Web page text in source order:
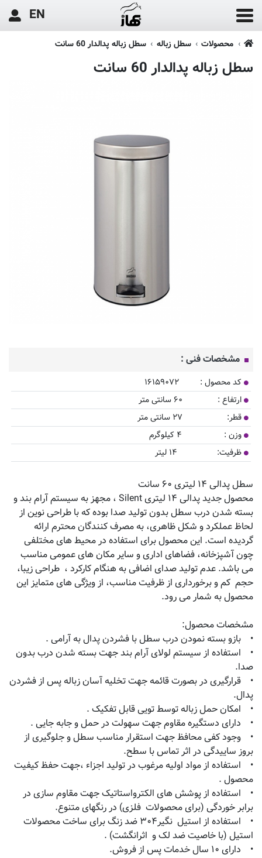
EN
محصولات سطل زباله سطل زباله پدالدار 60 سانت
سطل زباله پدالدار 60 سانت
مشخصات فنی :
کد محصول : ۱۶۱۵۹۰۷۲
ارتفاع : ۶۰ سانتی متر
قطر: ۲۷ سانتی متر
وزن : ۴ کیلوگرم
ظرفیت: ۱۴ لیتر
​سطل پدالی ۱۴ لیتری ۶۰ سانت
محصول جدید پدالی ۱۴ لیتری Silent ، مجهز به سیستم آرام بند و
بسته شدن درب سطل بدون تولید صدا بوده که با طراحی نوین از
لحاظ عملکرد و شکل ظاهری، به مصرف کنندگان محترم ارائه
گردیده است. این محصول برای استفاده در محیط های مختلفی
چون آشپزخانه، فضاهای اداری و سایر مکان های عمومی مناسب
می باشد. عدم تولید صدای اضافی به هنگام کارکرد ، طراحی زیبا،
حجم کم و برخورداری از ظرفیت مناسب، از ویژگی های متمایز این
محصول به شمار می رود.
مشخصات محصول:
• بازو بسته نمودن درب سطل با فشردن پدال به آرامی .
• استفاده از سیستم لولای آرام بند جهت بسته شدن درب بدون
صدا.
• قرارگیری در بصورت قائمه جهت تخلیه آسان زباله پس از فشردن
پدال.
• امکان حمل زباله توسط تویی قابل تفکیک .
• دارای دستگیره مقاوم جهت سهولت در حمل و جابه جایی .
• وجود کفی محافظ جهت استقرار مناسب سطل و جلوگیری از
بروز ساییدگی در اثر تماس با سطح.
• استفاده از مواد اولیه مرغوب در تولید اجزاء ،جهت حفظ کیفیت
محصول .
• استفاده از پوشش های الکترواستاتیک جهت مقاوم سازی در
برابر خوردگی (برای محصولات فلزی) در رنگهای متنوع.
• استفاده از استیل نگیر۳۰۴ ضد زنگ برای ساخت محصولات
استیل (با خاصیت ضد لک و اثرانگشت) .
• دارای ۱۰ سال خدمات پس از فروش.